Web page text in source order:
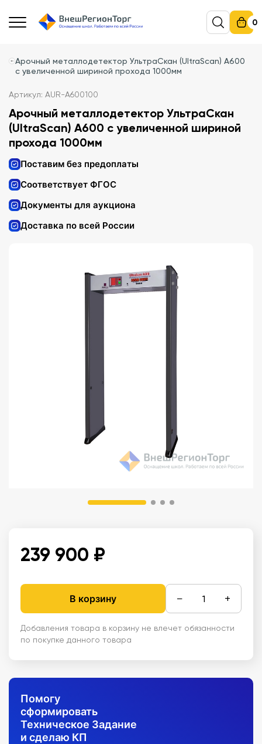
0
Арочный металлодетектор УльтраСкан (UltraScan) A600
с увеличенной шириной прохода 1000мм
Артикул: AUR-A600100
Арочный металлодетектор УльтраСкан
(UltraScan) A600 с увеличенной шириной
прохода 1000мм
Поставим без предоплаты
Соответствует ФГОС
Документы для аукциона
Доставка по всей России
239 900 ₽
В корзину − +
Добавления товара в корзину не влечет обязанности
по покупке данного товара
Помогу
сформировать
Техническое Задание
и сделаю КП